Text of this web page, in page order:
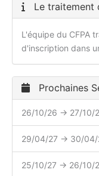
Le traitement
L'équipe du CFPA
d'inscription dans
Prochaines
26/10/26 → 27/10/
29/04/27 → 30/04/
25/10/27 → 26/10/